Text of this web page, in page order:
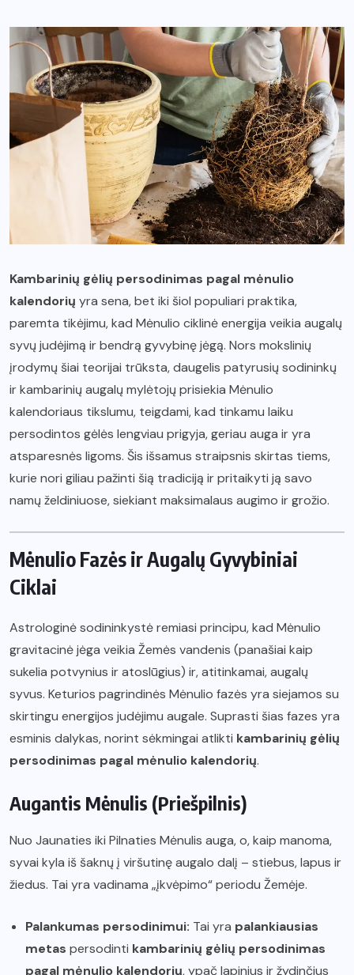
Kambarinių gėlių persodinimas pagal mėnulio
kalendorių yra sena, bet iki šiol populiari praktika,
paremta tikėjimu, kad Mėnulio ciklinė energija veikia augalų
syvų judėjimą ir bendrą gyvybinę jėgą. Nors mokslinių
įrodymų šiai teorijai trūksta, daugelis patyrusių sodininkų
ir kambarinių augalų mylėtojų prisiekia Mėnulio
kalendoriaus tikslumu, teigdami, kad tinkamu laiku
persodintos gėlės lengviau prigyja, geriau auga ir yra
atsparesnės ligoms. Šis išsamus straipsnis skirtas tiems,
kurie nori giliau pažinti šią tradiciją ir pritaikyti ją savo
namų želdiniuose, siekiant maksimalaus augimo ir grožio.
Mėnulio Fazės ir Augalų Gyvybiniai
Ciklai
Astrologinė sodininkystė remiasi principu, kad Mėnulio
gravitacinė jėga veikia Žemės vandenis (panašiai kaip
sukelia potvynius ir atoslūgius) ir, atitinkamai, augalų
syvus. Keturios pagrindinės Mėnulio fazės yra siejamos su
skirtingu energijos judėjimu augale. Suprasti šias fazes yra
esminis dalykas, norint sėkmingai atlikti kambarinių gėlių
persodinimas pagal mėnulio kalendorių.
Augantis Mėnulis (Priešpilnis)
Nuo Jaunaties iki Pilnaties Mėnulis auga, o, kaip manoma,
syvai kyla iš šaknų į viršutinę augalo dalį – stiebus, lapus ir
žiedus. Tai yra vadinama „įkvėpimo“ periodu Žemėje.
Palankumas persodinimui: Tai yra palankiausias
metas persodinti kambarinių gėlių persodinimas
pagal mėnulio kalendorių, ypač lapinius ir žydinčius